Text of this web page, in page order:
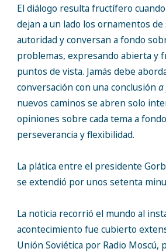
El diálogo resulta fructífero
dejan a un lado los ornamentos de
autoridad y conversan a fondo
problemas, expresando abierta y
puntos de vista. Jamás debe
conversación con una conclusióna
nuevos caminos se abren solo
opiniones sobre cada tema a
perseverancia y flexibilidad.
La plática entre el presidente
se extendió por unos setenta
La noticia recorrió el mundo al
acontecimiento fue cubierto
Unión Soviética por Radio Moscú,